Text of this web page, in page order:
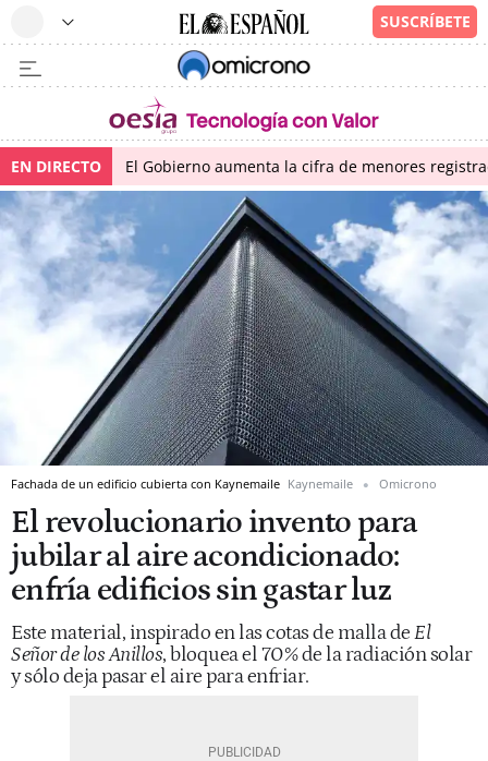
EN DIRECTO El Gobierno aumenta la cifra de menores
Fachada de un edificio cubierta con Kaynemaile Kaynemaile Omicrono
El revolucionario invento para
jubilar al aire acondicionado:
enfría edificios sin gastar luz
Este material, inspirado en las cotas de malla deEl
Señor de los Anillos, bloquea el 70% de la radiación solar
y sólo deja pasar el aire para enfriar.